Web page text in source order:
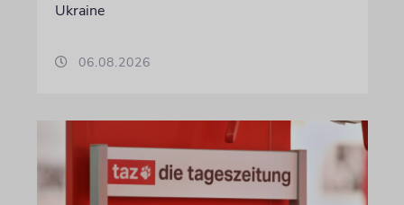
Ukraine
06.08.2026